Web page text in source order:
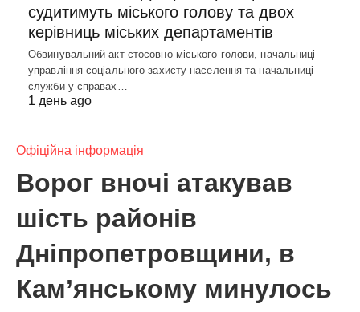
судитимуть міського голову та двох
керівниць міських департаментів
Обвинувальний акт стосовно міського голови, начальниці
управління соціального захисту населення та начальниці
служби у справах…
1 день ago